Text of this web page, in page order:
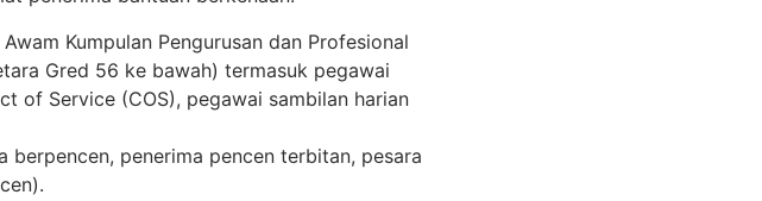
Kumpulan Pengurusan dan Profesional
Gred 56 ke bawah) termasuk pegawai
of Service (COS), pegawai sambilan harian
berpencen, penerima pencen terbitan, pesara